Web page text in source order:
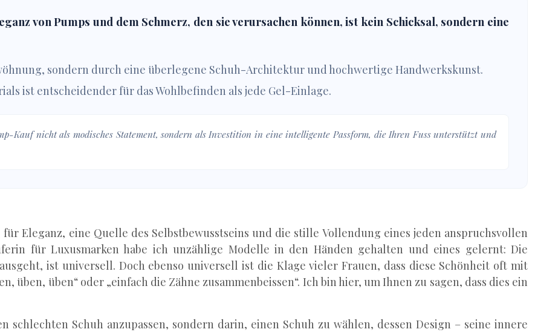
von Pumps und dem Schmerz, den sie verursachen können, ist kein Schicksal, sondern eine
sondern durch eine überlegene Schuh-Architektur und hochwertige Handwerkskunst.
ist entscheidender für das Wohlbefinden als jede Gel-Einlage.
Kauf nicht als modisches Statement, sondern als Investition in eine intelligente Passform, die Ihren Fuss unterstützt und
Eleganz, eine Quelle des Selbstbewusstseins und die stille Vollendung eines jeden anspruchsvollen
für Luxusmarken habe ich unzählige Modelle in den Händen gehalten und eines gelernt: Die
ist universell. Doch ebenso universell ist die Klage vieler Frauen, dass diese Schönheit oft mit
üben, üben“ oder „einfach die Zähne zusammenbeissen“. Ich bin hier, um Ihnen zu sagen, dass dies ein
Schuh anzupassen, sondern darin, einen Schuh zu wählen, dessen Design – seine innere